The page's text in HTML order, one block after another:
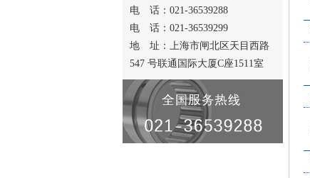
电 话：021-36539288
电 话：021-36539299
地 址：上海市闸北区天目西路
547 号联通国际大厦C座1511室